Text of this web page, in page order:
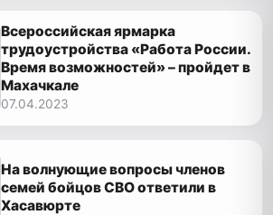
Всероссийская ярмарка
трудоустройства «Работа России.
Время возможностей» – пройдет в
Махачкале
07.04.2023
На волнующие вопросы членов
семей бойцов СВО ответили в
Хасавюрте